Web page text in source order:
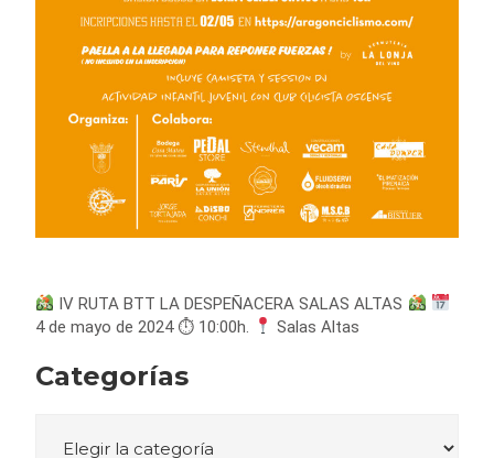
IV RUTA BTT LA DESPEÑACERA SALAS ALTAS
4 de mayo de 2024 ⏱ 10:00h.
Salas Altas
Categorías